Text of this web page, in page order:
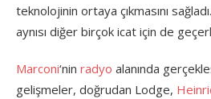
teknolojinin ortaya çıkmasını
aynısı diğer birçok icat için de
Marconi‘nin radyo alanında
gelişmeler, doğrudan Lodge,